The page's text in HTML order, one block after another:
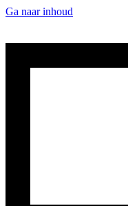
Ga naar inhoud